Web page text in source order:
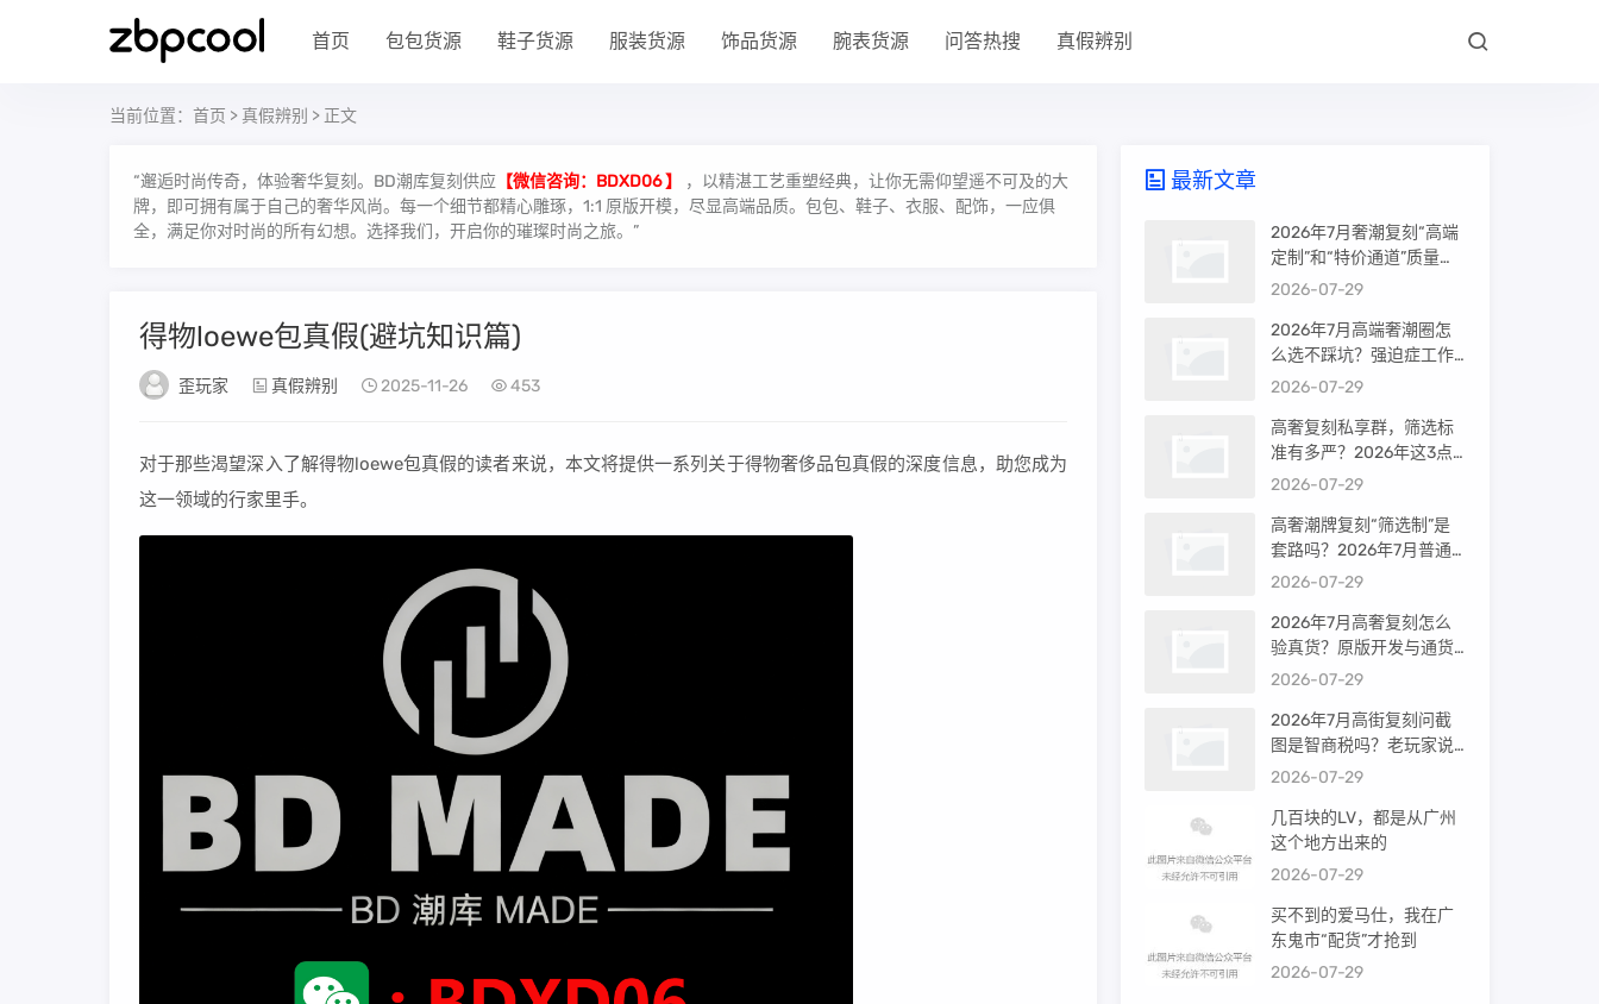
首页 包包货源 鞋子货源 服装货源 饰品货源 腕表货源 问答热搜 真假辨别
当前位置： 首页 > 真假辨别 > 正文
“邂逅时尚传奇，体验奢华复刻。BD潮库复刻供应 【微信咨询：BDXD06 】
，以精湛工艺重塑经典，让你无需仰望遥不可及的大
牌，即可拥有属于自己的奢华风尚。每一个细节都精心雕琢，1:1 原版开模，尽显高端品质。包包、鞋子、衣服、配饰，一应俱
全，满足你对时尚的所有幻想。选择我们，开启你的璀璨时尚之旅。”
得物loewe包真假(避坑知识篇)
歪玩家 真假辨别 2025-11-26 453
对于那些渴望深入了解得物loewe包真假的读者来说，本文将提供一系列关于得物奢侈品包真假的深度信息，助您成为
这一领域的行家里手。
最新文章
2026年7月奢潮复刻“高端
定制”和“特价通道”质量差
很多吗？内行人说出真相
2026-07-29
2026年7月高端奢潮圈怎
么选不踩坑？强迫症工作
室的筛选机制是真相还是
2026-07-29
高奢复刻私享群，筛选标
准有多严？2026年这3点
才是真相
2026-07-29
高奢潮牌复刻“筛选制”是
套路吗？2026年7月普通
买家能进高端群吗？
2026-07-29
2026年7月高奢复刻怎么
验真货？原版开发与通货
差距到底多大
2026-07-29
2026年7月高街复刻问截
图是智商税吗？老玩家说
出真相
2026-07-29
几百块的LV，都是从广州
这个地方出来的
2026-07-29
买不到的爱马仕，我在广
东鬼市“配货”才抢到
2026-07-29